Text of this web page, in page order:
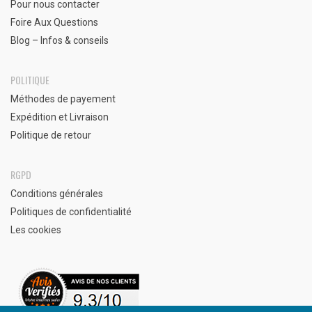
Pour nous contacter
Foire Aux Questions
Blog – Infos & conseils
POLITIQUE
Méthodes de payement
Expédition et Livraison
Politique de retour
RGPD
Conditions générales
Politiques de confidentialité
Les cookies